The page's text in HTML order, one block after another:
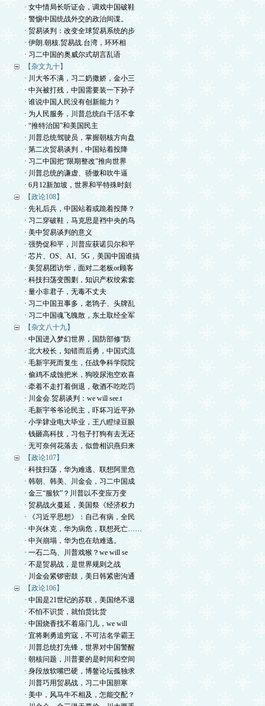
· 女中情局长听证会，调戏中国破鞋
· 警惕中国统战外交的政治间谍。
· 贸易谈判：改变全球贸易系统的步
· 伊朗.朝核.贸易战.台湾，环环相
· 习二中国的奥威尔式胡言乱语
【杂文九十】
· 川大爷不满，习二奶撒娇，金小三
· 中兴被打残，中国需要装一下孙子
· 谁说中国人民没有创新能力？
· 为人民服务，川普总统白干活不拿
· “推特治国”和美国民主
· 川普总统驾驶员，掌握朝核方向盘
· 第二次贸易谈判，中国站着投降
· 习二中国把“限期整改”推向世界
· 川普总统的谦虚、骄傲和吹牛逼
· 6月12新加坡，世界和平特殊时刻
【政论108】
· 先礼后兵，中国站着或跪着投降？
· 习二穿破鞋，马克思是裆中央的鸟
· 美中贸易谈判的意义
· 强势促和平，川普应获诺贝尔和平
· 芯片、OS、AI、5G，美国中国谁搞
· 美贸易团访华，面对二老板or顾客
· 科技扫荡变围剿，知识产权绞索套
· 量小非君子，无毒不丈夫
· 习二中国丑事多，老鸨子、头牌乱
· 习二中国魂飞魄散，东土取经全军
【杂文八十九】
· 中国进入梦幻世界，国防部修“防
· 北大校长，知错而后勇，中国式流
· 毛新宇死而复生，任战争科学院院
· 偷鸡不成蚀把米，狗咬尿泡空欢喜
· 牵着不走打着倒退，敬酒不吃吃罚
· 川金会.贸易谈判：we will see.t
· 毛新宇爷爷论民主，吓坏习近平孙
· 小学肄业电大毕业，王八瞪绿豆眼
· 钱砸高科技，习包子打狗有去无还
· 无可奈何花落去，似曾相识燕归来
【政论107】
· 科技扫荡，华为难逃、联想阿里危
· 韩朝、韩美、川金会，习二中国成
· 金三“服软”？川普以不变应万变
· 贸易战火蔓延，美国祭《经济权力
· 《习近平思想》：自己有病，全民
· 中兴休克，华为病危，联想死亡……
· 中兴崩塌，华为也在劫难逃。
· 一石二鸟、川普戏猴？we will se
· 不是贸易战，是世界规则之战
· 川金会紧锣密鼓，美日韩紧密沟通
【政论106】
· 中国是21世纪的苏联，美国绝不退
· 不怕不识货，就怕货比货
· 中国烧香找不着庙门儿，we will
· 宜将剩勇追穷寇，不可沽名学霸王
· 川普总统打先锋，世界对中国警醒
· 朝核问题，川普要的是时间和空间
· 身段放软嘴巴硬，博鳌论坛孤独求
· 川普巧用贸易战，习二中国胆寒
· 美中，风马牛不相及，怎能交配？